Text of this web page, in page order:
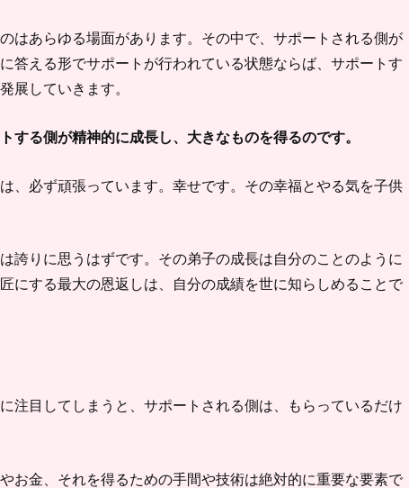
はあらゆる場面があります。その中で、サポートされる側が
答える形でサポートが行われている状態ならば、サポートす
展していきます。
する側が精神的に成長し、大きなものを得るのです。
、必ず頑張っています。幸せです。その幸福とやる気を子供
誇りに思うはずです。その弟子の成長は自分のことのように
にする最大の恩返しは、自分の成績を世に知らしめることで
注目してしまうと、サポートされる側は、もらっているだけ
お金、それを得るための手間や技術は絶対的に重要な要素で